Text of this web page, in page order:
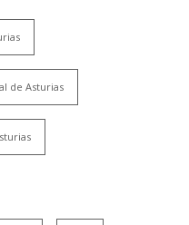
de Asturias